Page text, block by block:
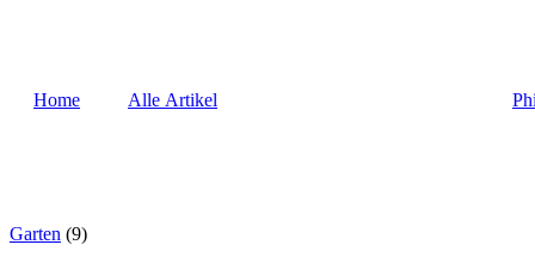
Home Alle Artikel
Garten (9)